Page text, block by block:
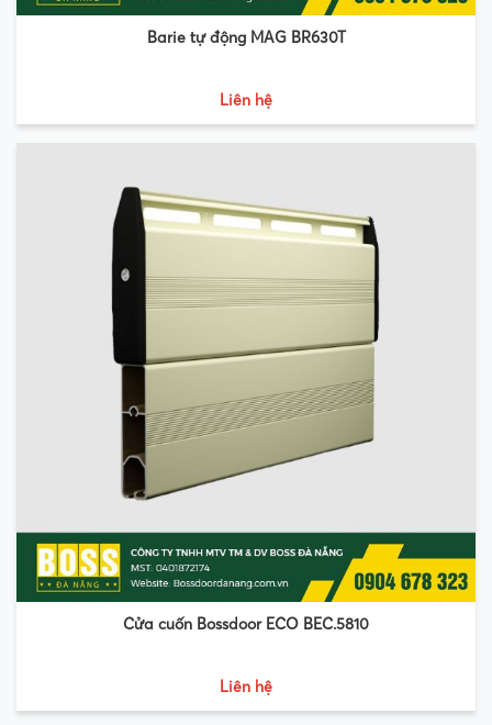
Barie tự động MAG BR630T
Liên hệ
Cửa cuốn Bossdoor ECO BEC.5810
Liên hệ